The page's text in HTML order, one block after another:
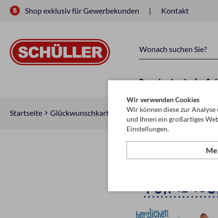
Shop exklusiv für Gewerbekunden Kontakt
Raucherbedarf
Startseite Glückwunschkarten & Papeterie
Wir verwenden Cookies
Wir können diese zur
und Ihnen ein großartiges
Einstellungen.